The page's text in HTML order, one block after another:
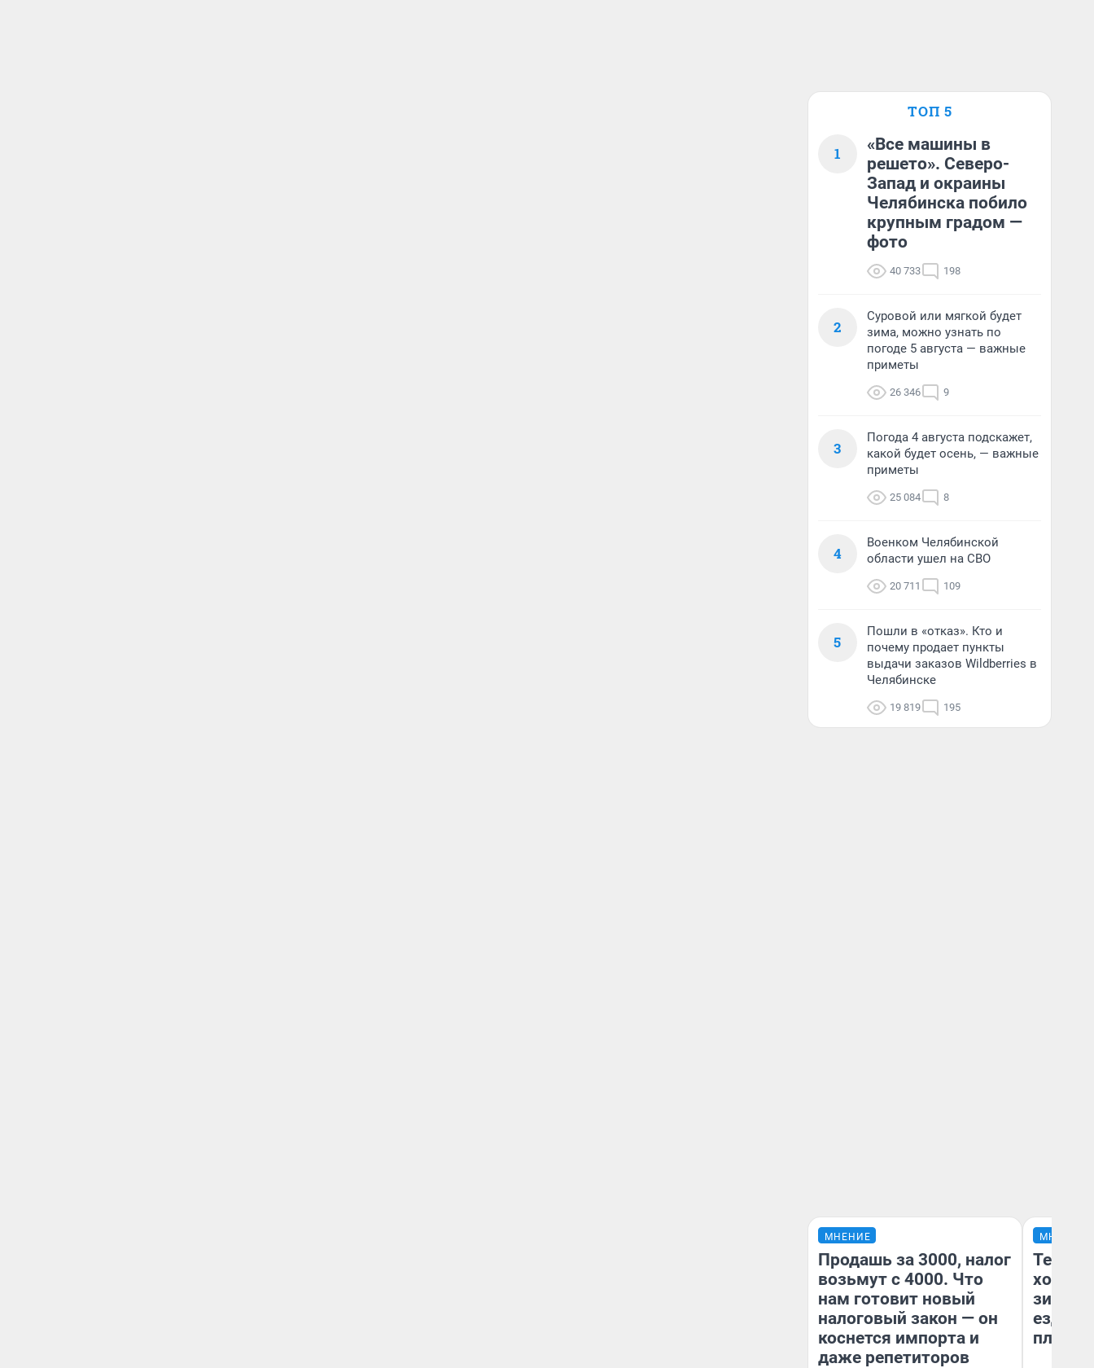
ТОП 5
1
«Все машины в
решето». Северо-
Запад и окраины
Челябинска побило
крупным градом —
фото
40 733 198
2
Суровой или мягкой будет
зима, можно узнать по
погоде 5 августа — важные
приметы
26 346 9
3
Погода 4 августа подскажет,
какой будет осень, — важные
приметы
25 084 8
4
Военком Челябинской
области ушел на СВО
20 711 109
5
Пошли в «отказ». Кто и
почему продает пункты
выдачи заказов Wildberries в
Челябинске
19 819 195
МНЕНИЕ
Продашь за 3000, налог
возьмут с 4000. Что
нам готовит новый
налоговый закон — он
коснется импорта и
даже репетиторов
МНЕНИЕ
Тепло
зимой.
ездит
плюсы